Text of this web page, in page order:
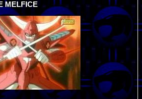
MELFICE